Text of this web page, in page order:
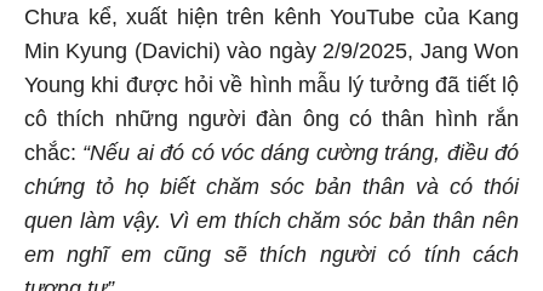
Chưa kể, xuất hiện trên kênh YouTube của Kang
Min Kyung (Davichi) vào ngày 2/9/2025, Jang Won
Young khi được hỏi về hình mẫu lý tưởng đã tiết lộ
cô thích những người đàn ông có thân hình rắn
chắc: “Nếu ai đó có vóc dáng cường tráng, điều đó
chứng tỏ họ biết chăm sóc bản thân và có thói
quen làm vậy. Vì em thích chăm sóc bản thân nên
em nghĩ em cũng sẽ thích người có tính cách